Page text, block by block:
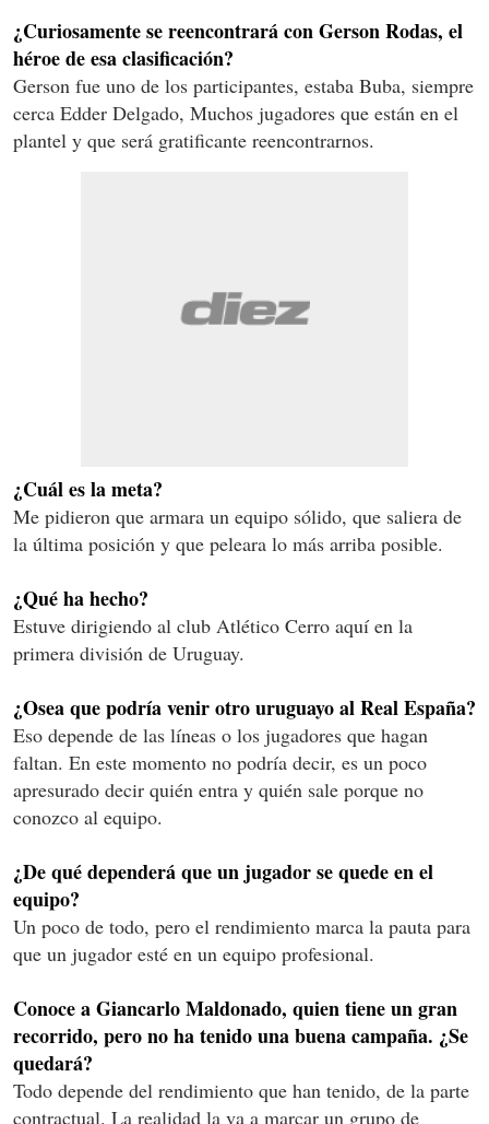
¿Curiosamente se reencontrará con Gerson Rodas, el
héroe de esa clasificación?
Gerson fue uno de los participantes, estaba Buba, siempre
cerca Edder Delgado, Muchos jugadores que están en el
plantel y que será gratificante reencontrarnos.
¿Cuál es la meta?
Me pidieron que armara un equipo sólido, que saliera de
la última posición y que peleara lo más arriba posible.
¿Qué ha hecho?
Estuve dirigiendo al club Atlético Cerro aquí en la
primera división de Uruguay.
¿Osea que podría venir otro uruguayo al Real España?
Eso depende de las líneas o los jugadores que hagan
faltan. En este momento no podría decir, es un poco
apresurado decir quién entra y quién sale porque no
conozco al equipo.
¿De qué dependerá que un jugador se quede en el
equipo?
Un poco de todo, pero el rendimiento marca la pauta para
que un jugador esté en un equipo profesional.
Conoce a Giancarlo Maldonado, quien tiene un gran
recorrido, pero no ha tenido una buena campaña. ¿Se
quedará?
Todo depende del rendimiento que han tenido, de la parte
contractual. La realidad la va a marcar un grupo de